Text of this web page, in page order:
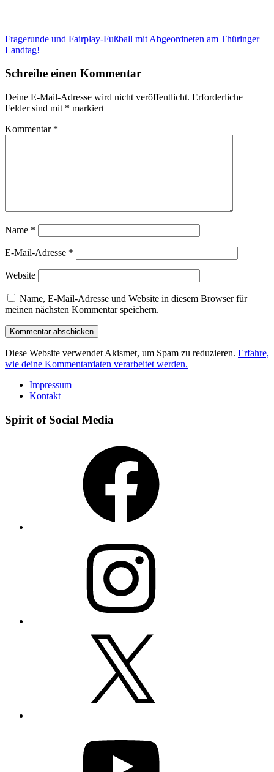
Beitragsnavigation
Fragerunde und Fairplay-Fußball mit Abgeordneten am Thüringer
Landtag!
Schreibe einen Kommentar
Deine E-Mail-Adresse wird nicht veröffentlicht. Erforderliche
Felder sind mit * markiert
Kommentar *
Name *
E-Mail-Adresse *
Website
Name, E-Mail-Adresse und Website in diesem Browser für
meinen nächsten Kommentar speichern.
Diese Website verwendet Akismet, um Spam zu reduzieren. Erfahre,
wie deine Kommentardaten verarbeitet werden.
Impressum
Kontakt
Spirit of Social Media